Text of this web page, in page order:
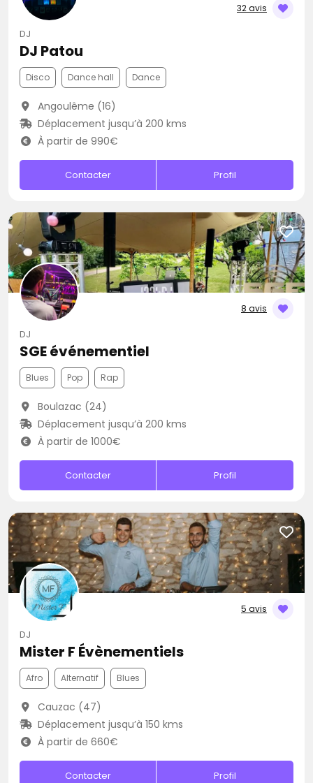
32 avis
DJ
DJ Patou
Disco Dance hall Dance
Angoulême (16)
Déplacement jusqu’à 200 kms
À partir de 990€
Contacter Profil
8 avis
DJ
SGE événementiel
Blues Pop Rap
Boulazac (24)
Déplacement jusqu’à 200 kms
À partir de 1000€
Contacter Profil
5 avis
DJ
Mister F Évènementiels
Afro Alternatif Blues
Cauzac (47)
Déplacement jusqu’à 150 kms
À partir de 660€
Contacter Profil